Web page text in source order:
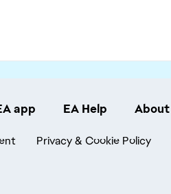
app EA Help About
Privacy & Cookie Policy